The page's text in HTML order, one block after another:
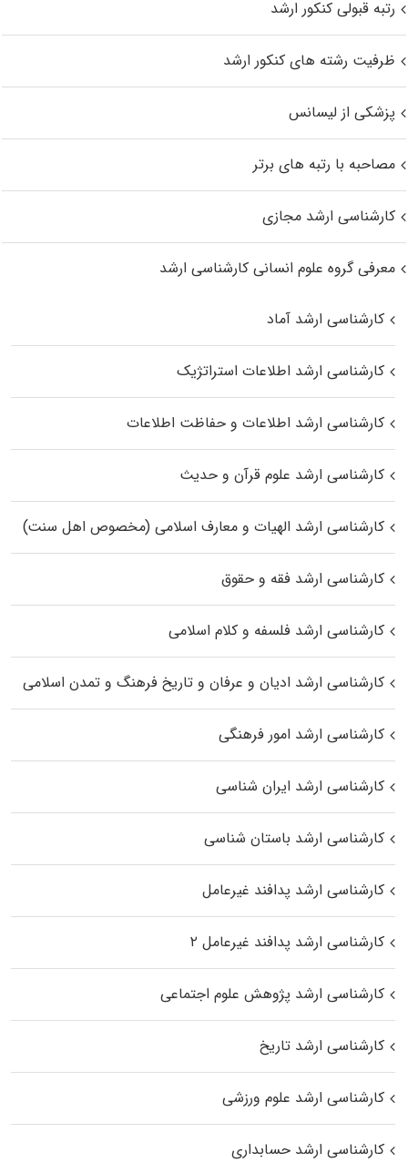
رتبه قبولی کنکور ارشد
ظرفیت رشته های کنکور ارشد
پزشکی از لیسانس
مصاحبه با رتبه های برتر
کارشناسی ارشد مجازی
معرفی گروه علوم انسانی کارشناسی ارشد
کارشناسی ارشد آماد
کارشناسی ارشد اطلاعات استراتژیک
کارشناسی ارشد اطلاعات و حفاظت اطلاعات
کارشناسی ارشد علوم قرآن و حدیث
کارشناسی ارشد الهیات و معارف اسلامی (مخصوص اهل سنت)
کارشناسی ارشد فقه و حقوق
کارشناسی ارشد فلسفه و کلام اسلامی
کارشناسی ارشد ادیان و عرفان و تاریخ فرهنگ و تمدن اسلامی
کارشناسی ارشد امور فرهنگی
کارشناسی ارشد ایران شناسی
کارشناسی ارشد باستان شناسی
کارشناسی ارشد پدافند غیرعامل
کارشناسی ارشد پدافند غیرعامل ۲
کارشناسی ارشد پژوهش علوم اجتماعی
کارشناسی ارشد تاریخ
کارشناسی ارشد علوم ورزشی
کارشناسی ارشد حسابداری